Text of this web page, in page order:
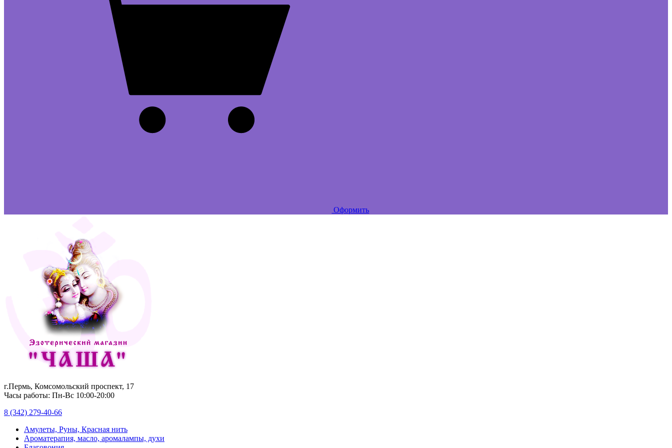
Оформить
г.Пермь, Комсомольский проспект, 17
Часы работы: Пн-Вс 10:00-20:00
8 (342) 279-40-66
Амулеты, Руны, Красная нить
Ароматерапия, масло, аромалампы, духи